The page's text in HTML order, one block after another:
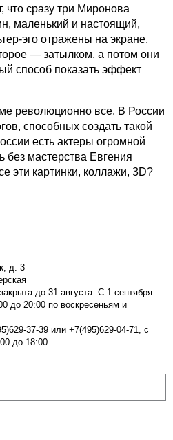
что сразу три Миронова
маленький и настоящий,
эго отражены на экране,
— затылком, а потом они
способ показать эффект
революционно все. В России
способных создать такой
есть актеры огромной
без мастерства Евгения
эти картинки, коллажи, 3D?
д. 3
до 31 августа. С 1 сентября
до 20:00 по воскресеньям и
37-39 или +7(495)629-04-71, с
до 18:00.